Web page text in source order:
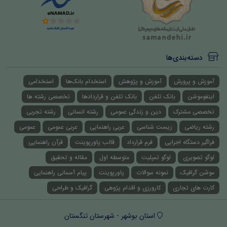
دسته‌بندی‌ها
آموزش و پرورش آموزش و پژوهش استخدام بانک‌ها
استخدامی
اینفوموشن
بانک تلفن بانک تلفن و قراردادها
تخصصی رشته ها
تخصصی مشترک
دین و زندگی عمومی رشته انسانی
رشته تجربی
رشته ریاضی
زیست شناسی عربی راهنمایی عربی عمومی
عمومی
فراگیر دستگاه اجرایی
فرم قرارداد قالب پاورپوینت
قرآن راهنمایی
لوگو تصویری
لوگو تمپلیت متوسطه اول
مقاله و تحقیق
موشن گرافیک
نمونه سوالات پاورپوینت
پیام آسمانی راهنمایی
کارت های تجاری
کارورزی و اقدام پژوهی گرافیک و طراحی
استان بوشهر - شهرستان تنگستان